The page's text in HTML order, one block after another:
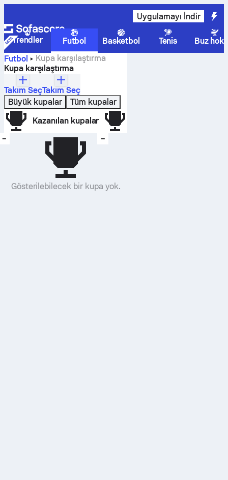
Uygulamayı İndir
Trendler Futbol Basketbol Tenis
Buz
Futbol
Kupa karşılaştırma
Kupa karşılaştırma
Takım SeçTakım Seç
Büyük kupalar
Tüm kupalar
–
Kazanılan kupalar
–
Gösterilebilecek bir kupa yok.